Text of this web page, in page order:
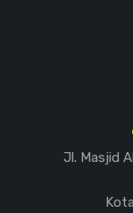
Jl. Masjid